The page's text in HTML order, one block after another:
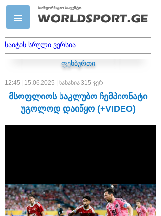
საიტის სრული ვერსია
ფეხბურთი
12:45 | 15.06.2025 | ნანახია 315-ჯერ
მსოფლიოს საკლუბო ჩემპიონატი
უგოლოდ დაიწყო (+VIDEO)